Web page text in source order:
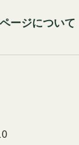
ージについて